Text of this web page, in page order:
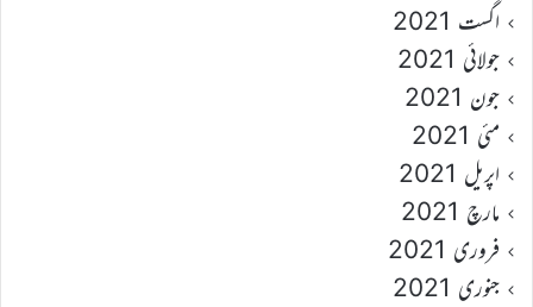
اگست 2021
جولائی 2021
جون 2021
مئی 2021
اپریل 2021
مارچ 2021
فروری 2021
جنوری 2021